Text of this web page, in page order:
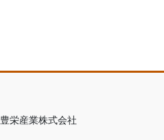
豊栄産業株式会社